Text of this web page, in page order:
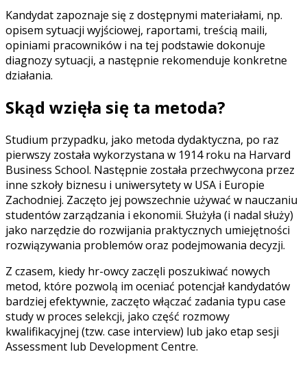
Kandydat zapoznaje się z dostępnymi materiałami, np.
opisem sytuacji wyjściowej, raportami, treścią maili,
opiniami pracowników i na tej podstawie dokonuje
diagnozy sytuacji, a następnie rekomenduje konkretne
działania.
Skąd wzięła się ta metoda?
Studium przypadku, jako metoda dydaktyczna, po raz
pierwszy została wykorzystana w 1914 roku na Harvard
Business School. Następnie została przechwycona przez
inne szkoły biznesu i uniwersytety w USA i Europie
Zachodniej. Zaczęto jej powszechnie używać w nauczaniu
studentów zarządzania i ekonomii. Służyła (i nadal służy)
jako narzędzie do rozwijania praktycznych umiejętności
rozwiązywania problemów oraz podejmowania decyzji.
Z czasem, kiedy hr-owcy zaczęli poszukiwać nowych
metod, które pozwolą im oceniać potencjał kandydatów
bardziej efektywnie, zaczęto włączać zadania typu case
study w proces selekcji, jako część rozmowy
kwalifikacyjnej (tzw. case interview) lub jako etap sesji
Assessment lub Development Centre.